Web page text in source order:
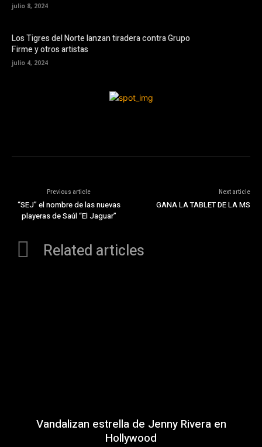
julio 8, 2024
Los Tigres del Norte lanzan tiradera contra Grupo
Firme y otros artistas
julio 4, 2024
Previous article
“SEJ” el nombre de las nuevas
playeras de Saúl “El Jaguar”
Next article
GANA LA TABLET DE LA MS
Related articles
Vandalizan estrella de Jenny Rivera en
Hollywood